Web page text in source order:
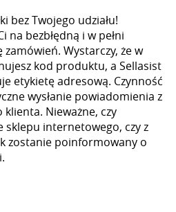
bez Twojego udziału!
na bezbłędną i w pełni
Wystarczy, że w
kod produktu, a Sellasist
etykietę adresową. Czynność
wysłanie powiadomienia z
Nieważne, czy
sklepu internetowego, czy z
zostanie poinformowany o